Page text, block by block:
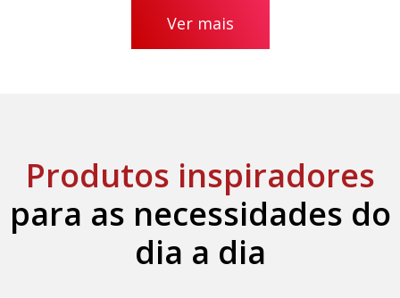
Ver mais
Produtos inspiradores
para as necessidades do
dia a dia